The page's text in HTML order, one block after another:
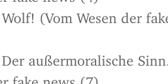
Wolf! (Vom Wesen der
Der außermoralische
fake news (7)